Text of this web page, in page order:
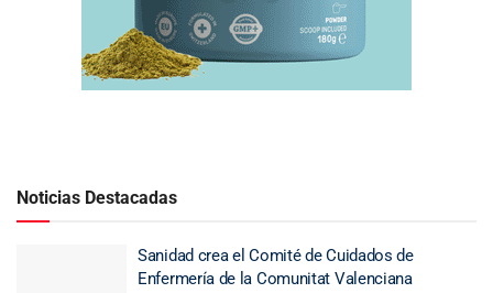
Noticias Destacadas
Sanidad crea el Comité de Cuidados de
Enfermería de la Comunitat Valenciana